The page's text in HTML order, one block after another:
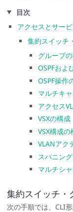
目次
アクセスとサー
集約スイッチ
グループ
OSPFおよ
OSPF操作
マルチキ
アクセス
VSXの構成
VSX構成の
VLANアク
スパニン
マルチシ
集約スイッチ・
次の手順では、CLI